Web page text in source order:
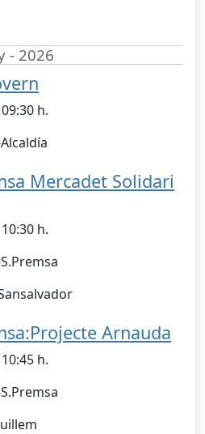
- 2026
h.
Mercadet Solidari
h.
Arnauda
h.